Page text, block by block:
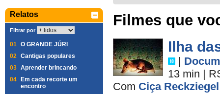
Relatos
Filtrar por
01 O GRANDE JÚRI
02 Cantigas populares
03 Aprender brincando
04
Em cada recorte um
encontro
Filmes que
Ilha
|
13 min |
Com Ciça Reckziegel